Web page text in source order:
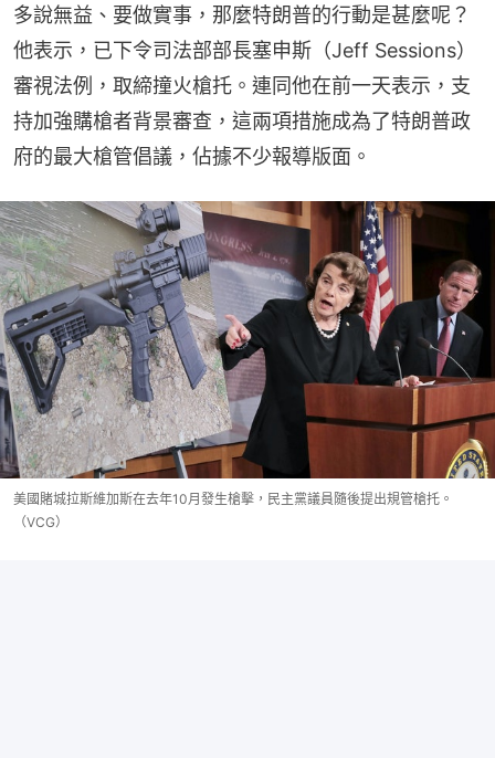
多說無益、要做實事，那麼特朗普的行動是甚麼呢？
他表示，已下令司法部部長塞申斯（Jeff Sessions）
審視法例，取締撞火槍托。連同他在前一天表示，支
持加強購槍者背景審查，這兩項措施成為了特朗普政
府的最大槍管倡議，佔據不少報導版面。
美國賭城拉斯維加斯在去年10月發生槍擊，民主黨議員隨後提出規管槍托。
（VCG）